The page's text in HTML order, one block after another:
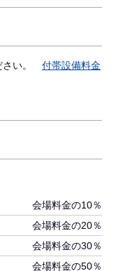
さい。 付帯設備料金
会場料金の10％
会場料金の20％
会場料金の30％
会場料金の50％